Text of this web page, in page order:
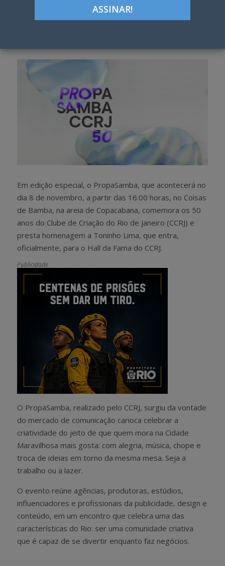
a
r
e
e
Em edição especial, o PropaSamba, que acontecerá no
dia 8 de novembro, a partir das 16:00 horas, no Coisas
de Bamba, na areia de Copacabana, comemora os 50
anos do Clube de Criação do Rio de Janeiro (CCRJ) e
presta homenagem a Toninho Lima, que entra,
oficialmente, para o Hall da Fama do CCRJ.
Publicidade
O PropaSamba, realizado pelo CCRJ, surgiu da vontade
do mercado de comunicação carioca celebrar a
criatividade do jeito de que quem mora na Cidade
Maravilhosa mais gosta: com alegria, música, chope e
troca de ideias em torno da mesma mesa. Seja a
trabalho ou a lazer.
O evento reúne agências, produtoras, estúdios,
influenciadores e profissionais da publicidade, design e
conteúdo, em um encontro que celebra uma das
características do Rio: ser uma comunidade criativa
que é capaz de se divertir enquanto faz negócios.